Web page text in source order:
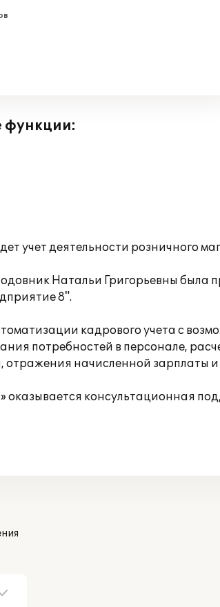
функции:
учет деятельности розничного
Натальи Григорьевны
8".
кадрового учета с
потребностей в персонале,
отражения начисленной зарплаты
консультационная